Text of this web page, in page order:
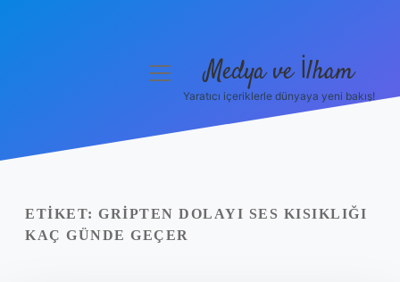
Yasal Uyarı
menüyüMedya ve İlham
Yaratıcı içeriklerle dünyaya yeni bakış!
ETIKET: GRIPTEN DOLAYI SES KISIKLIĞI
KAÇ GÜNDE GEÇER